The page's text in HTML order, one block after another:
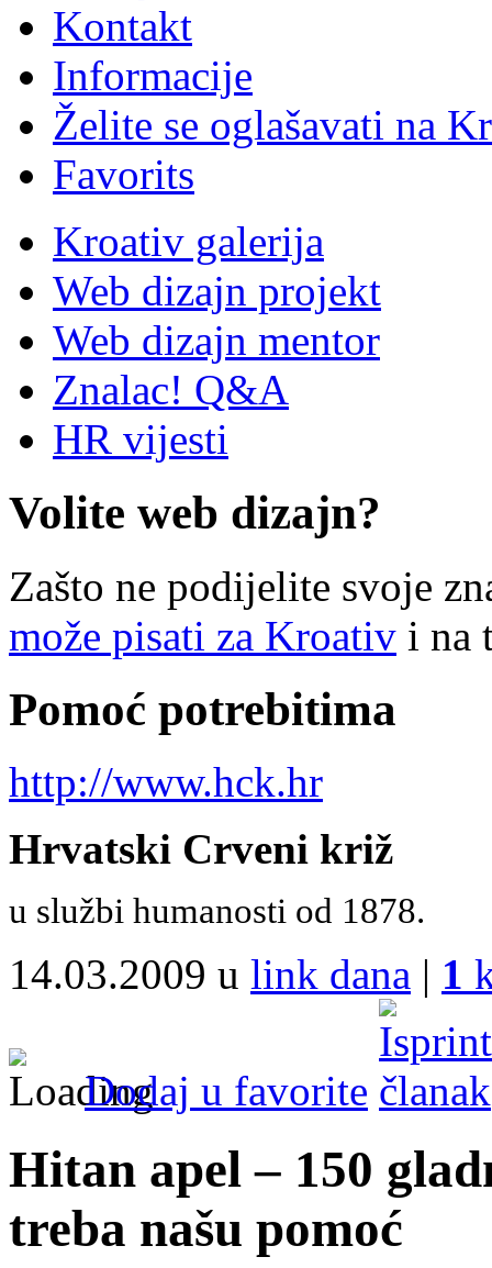
Kontakt
Informacije
Želite se oglašavati na
Favorits
Kroativ galerija
Web dizajn projekt
Web dizajn mentor
Znalac! Q&A
HR vijesti
Volite web dizajn?
Zašto ne podijelite svoje
može pisati za Kroativ i na
Pomoć potrebitima
http://www.hck.hr
Hrvatski Crveni križ
u službi humanosti od 1878.
14.03.2009 u link dana | 1
Dodaj u favorite
Hitan apel – 150
treba našu pomoć